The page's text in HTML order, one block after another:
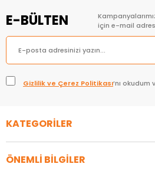
E-BÜLTEN
için e-mail
Gizlilik ve Çerez Politikası’nı
KATEGORİLER
ÖNEMLİ BİLGİLER